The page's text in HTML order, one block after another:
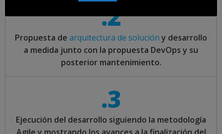
.2
Propuesta de arquitectura de solución y desarrollo
a medida junto con la propuesta DevOps y su
posterior mantenimiento.
.3
Ejecución del desarrollo siguiendo la metodología